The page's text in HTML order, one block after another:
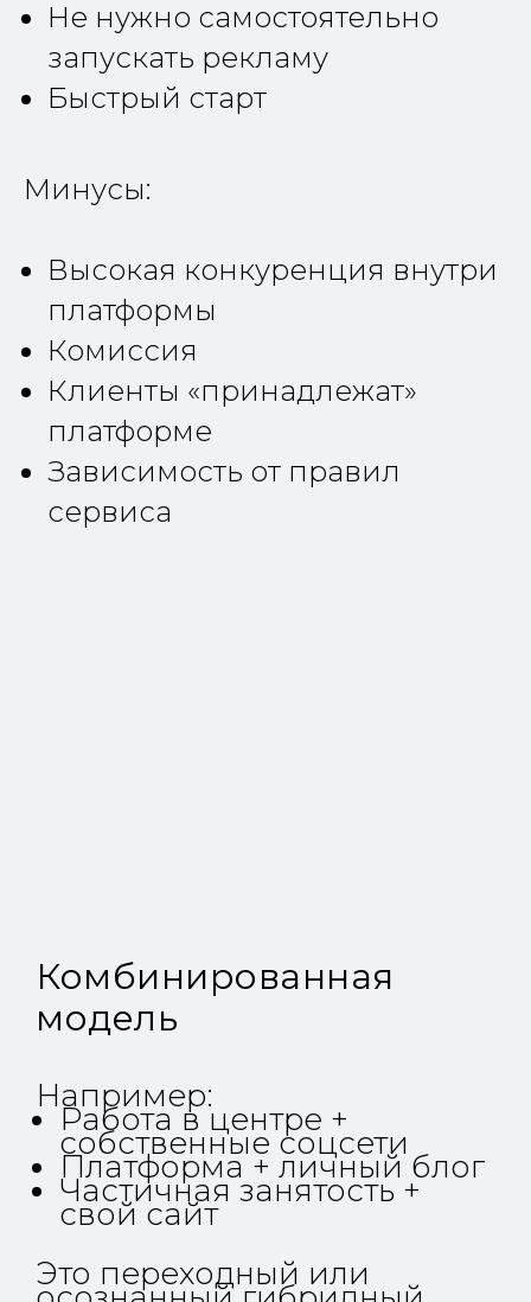
Не нужно самостоятельно
запускать рекламу
Быстрый старт
Минусы:
Высокая конкуренция внутри
платформы
Комиссия
Клиенты «принадлежат»
платформе
Зависимость от правил
сервиса
Комбинированная
модель
Например:
Работа в центре +
собственные соцсети
Платформа + личный блог
Частичная занятость +
свой сайт
Это переходный или